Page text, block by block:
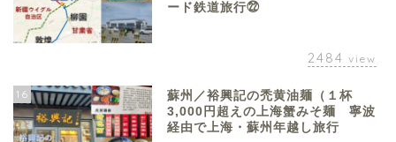
ード鉄道旅行㉒
2484 view
16
蘇州／裕興記の禿黄油麺（１杯
3,000円超えの上海蟹みそ麺 寧波
経由で上海・蘇州年越し旅行
中国お薦め観光地
中国の世界遺産